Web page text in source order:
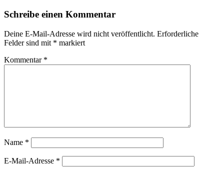
Schreibe einen Kommentar
Deine E-Mail-Adresse wird nicht veröffentlicht. Erforderliche
Felder sind mit * markiert
Kommentar *
Name *
E-Mail-Adresse *